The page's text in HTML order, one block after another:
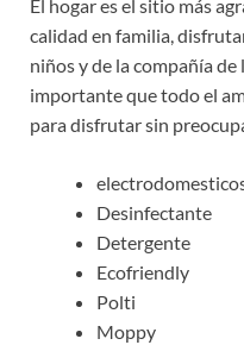
El hogar es el sitio más
calidad en familia,
niños y de la compañía de
importante que todo el
para disfrutar sin
Desinfectante
Detergente
Ecofriendly
Polti
Moppy